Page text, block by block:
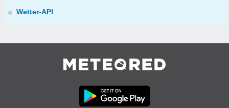
Wetter-API